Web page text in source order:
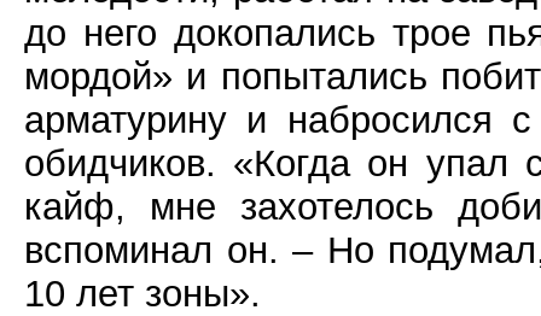
до него докопались трое
мордой» и попытались
арматурину и набросился
обидчиков. «Когда он упал
кайф, мне захотелось
вспоминал он. – Но
10 лет зоны».